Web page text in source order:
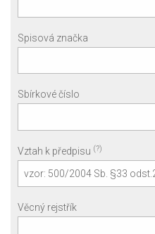
Spisová značka
Sbírkové číslo
Vztah k předpisu (?)
Věcný rejstřík